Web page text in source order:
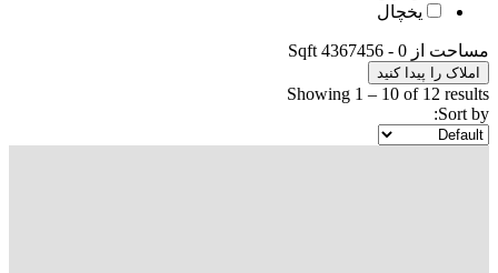
یخچال
مساحت از 0
-
4367456
Sqft
املاک را پیدا کنید
Showing 1 – 10 of 12 results
Sort by: